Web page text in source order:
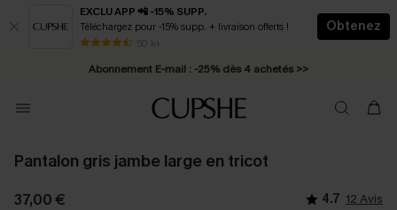
EXCLU APP 📲 -15% SUPP.
Téléchargez pour -15% supp. + livraison offerts !
50 k+
Obtenez
* Livraison éclair 2-3 jours ouvrés >>
Abonnement E-mail : -25% dès 4 achetés >>
Pantalon gris jambe large en tricot
37,00 € 4.7 12 Avis